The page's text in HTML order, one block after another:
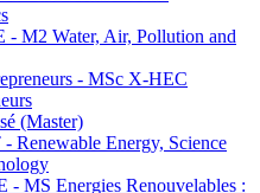
- M2 Water, Air, Pollution and
- MSc X-HEC
(Master)
Renewable Energy, Science
- MS Energies Renouvelables :